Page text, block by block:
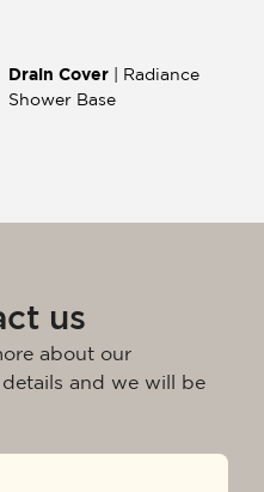
Drain Cover | Radiance
Shower Base
us
about our
and we will be